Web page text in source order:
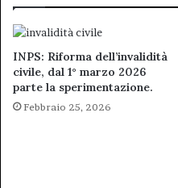
INPS: Riforma dell’invalidità
civile, dal 1° marzo 2026
parte la sperimentazione.
Febbraio 25, 2026